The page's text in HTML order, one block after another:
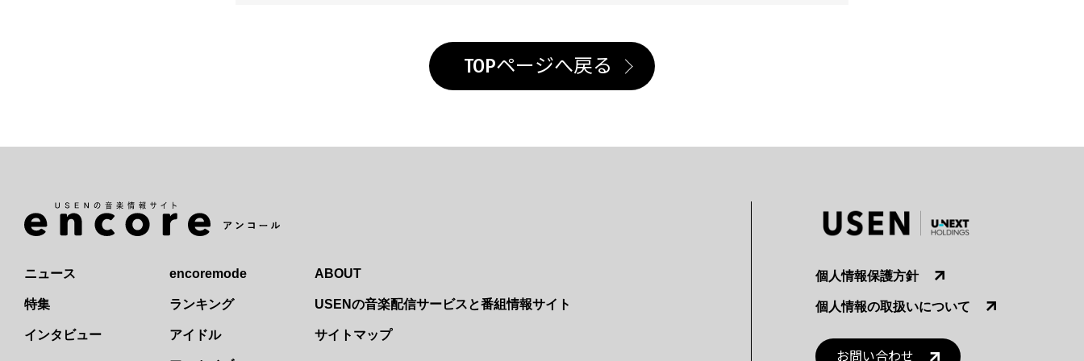
TOPページへ戻る
ニュース
特集
インタビュー
encoremode
ランキング
アイドル
ABOUT
USENの音楽配信サービスと番組情報サイト
サイトマップ
個人情報保護方針
個人情報の取扱いについて
お問い合わせ